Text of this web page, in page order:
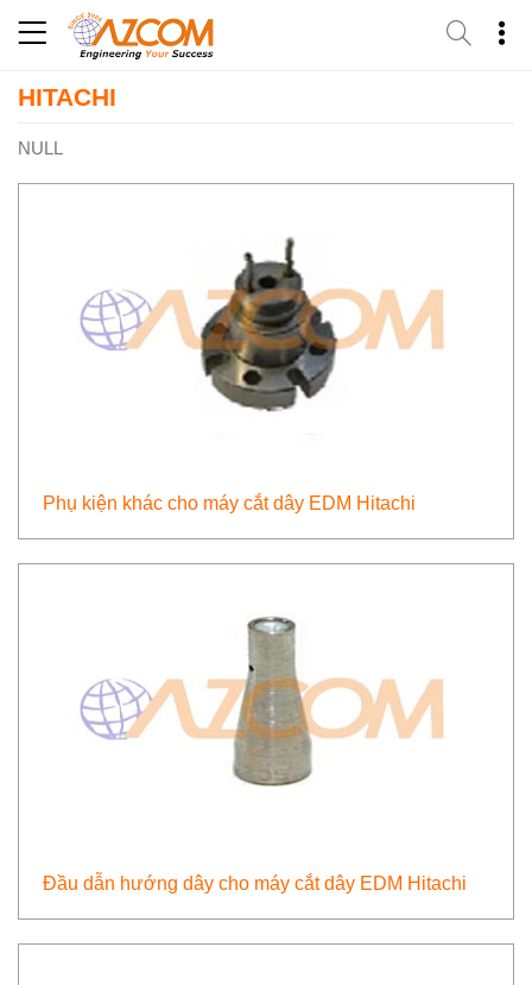
HITACHI
NULL
Phụ kiện khác cho máy cắt dây EDM Hitachi
Đầu dẫn hướng dây cho máy cắt dây EDM Hitachi